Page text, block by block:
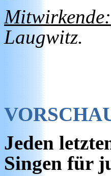
Mitwirkende:
Laugwitz.
Jeden
Singen für